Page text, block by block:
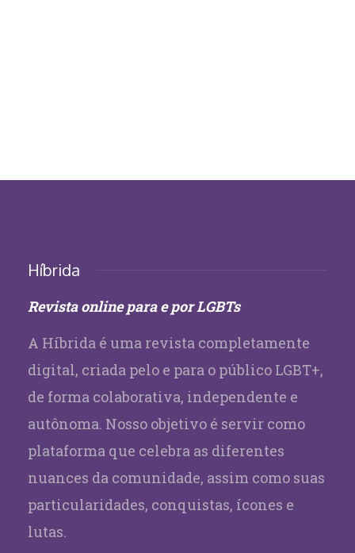
Híbrida
Revista online para e por LGBTs
A Híbrida é uma revista completamente
digital, criada pelo e para o público LGBT+,
de forma colaborativa, independente e
autônoma. Nosso objetivo é servir como
plataforma que celebra as diferentes
nuances da comunidade, assim como suas
particularidades, conquistas, ícones e
lutas.